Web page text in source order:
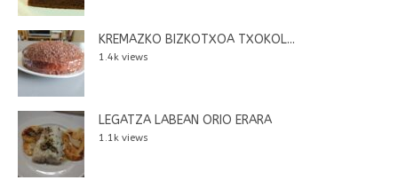
KREMAZKO BIZKOTXOA TXOKOL...
1.4k views
LEGATZA LABEAN ORIO ERARA
1.1k views